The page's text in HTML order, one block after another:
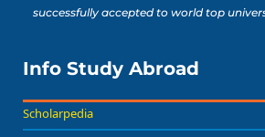
successfully accepted to world top
Info Study Abroad
Scholarpedia